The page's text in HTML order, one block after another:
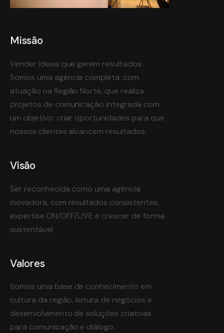
Missão
Vender ideias que gerem resultados.
Somos uma agência completa, com
atuação na Região Norte, que realiza
projetos de comunicação integrada com
um objetivo: criar oportunidades para que
nossos clientes alcancem resultados.
Visão
Ser reconhecida como uma agência
inovadora, com resultados consistentes,
expertise ON/OFF/LIVE e crescer de forma
sustentável.
Valores
Somos uma base de conhecimento em
cultura da região, leitura de negócios e
desenvolvimento de soluções criativas
para comunicação e diálogo.